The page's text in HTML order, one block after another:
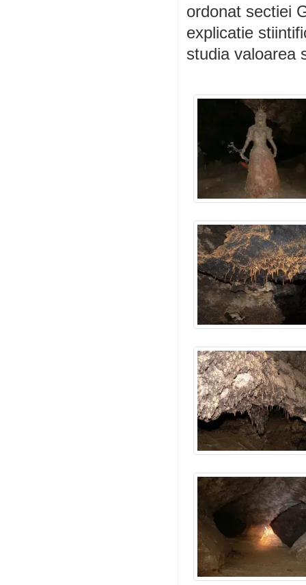
ordonat sectiei
explicatie
studia valoarea